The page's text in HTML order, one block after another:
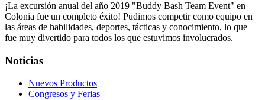
¡La excursión anual del año 2019 "Buddy Bash Team Event" en
Colonia fue un completo éxito! Pudimos competir como equipo en
las áreas de habilidades, deportes, tácticas y conocimiento, lo que
fue muy divertido para todos los que estuvimos involucrados.
Noticias
Nuevos Productos
Congresos y Ferias